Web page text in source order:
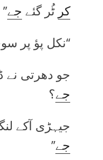
کر ٹُر گئے جے’’
‘‘نکل پؤ پر
جو دھرتی نے
جے؟
جیہڑی آکے
جے’’